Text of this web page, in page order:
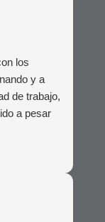
los
y a
de trabajo,
a pesar